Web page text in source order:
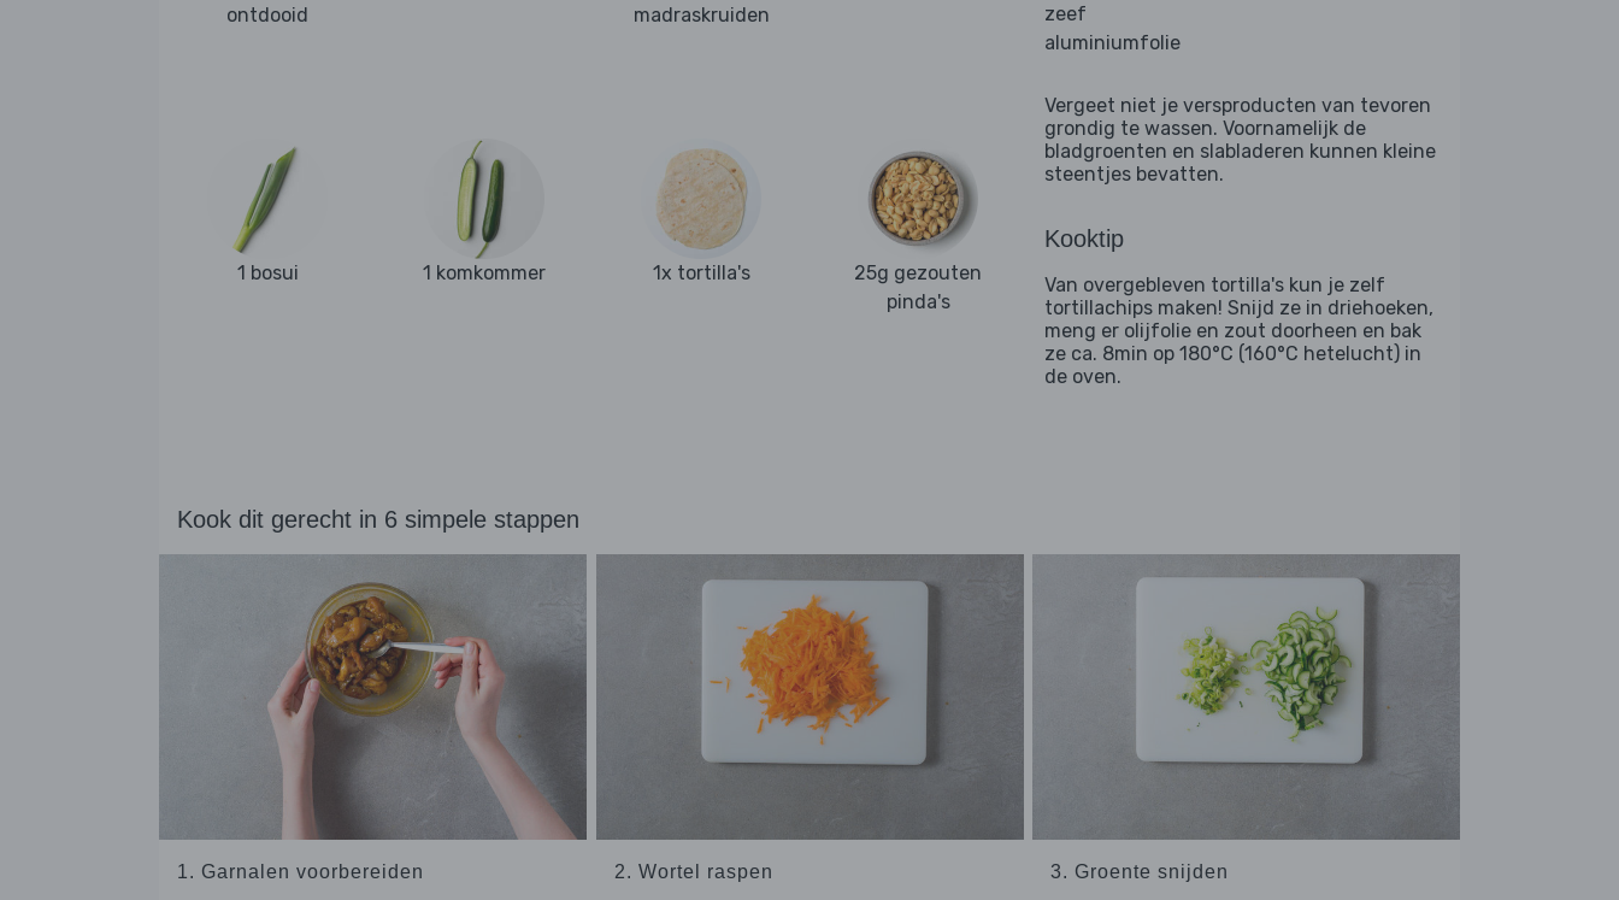
ontdooid
madraskruiden
1 bosui 1 komkommer 1x tortilla's
25g gezouten
pinda's
zeef
aluminiumfolie
Vergeet niet je versproducten van tevoren
grondig te wassen. Voornamelijk de
bladgroenten en slabladeren kunnen kleine
steentjes bevatten.
Kooktip
Van overgebleven tortilla's kun je zelf
tortillachips maken! Snijd ze in driehoeken,
meng er olijfolie en zout doorheen en bak
ze ca. 8min op 180°C (160°C hetelucht) in
de oven.
Kook dit gerecht in 6 simpele stappen
1. Garnalen voorbereiden 2. Wortel raspen 3. Groente snijden